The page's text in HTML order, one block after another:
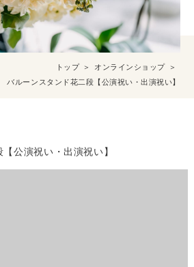
トップ
オンラインショップ
バルーンスタンド花二段【公演祝い・出演祝い】
公演祝い・出演祝い】